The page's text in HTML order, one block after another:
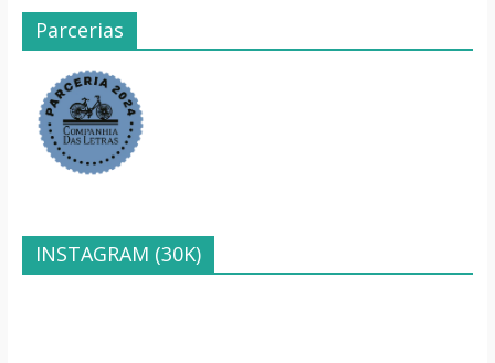
Parcerias
INSTAGRAM (30K)